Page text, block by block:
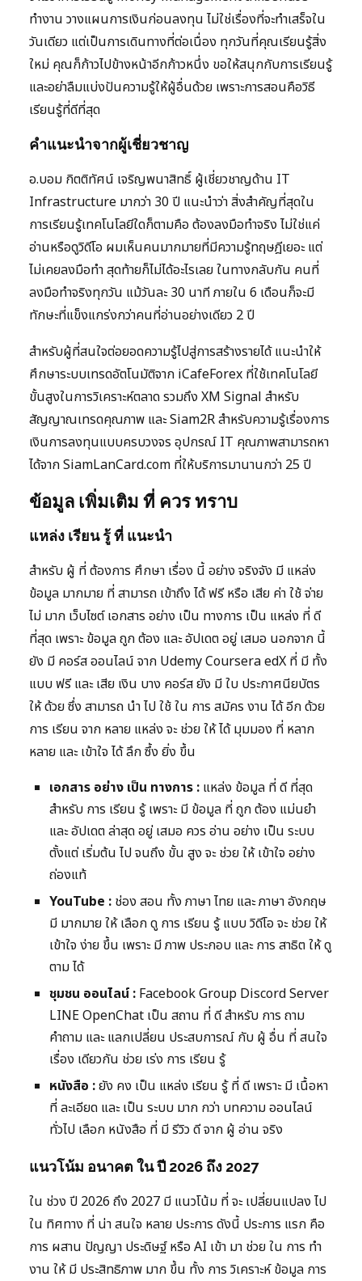
ทำงาน วางแผนการเงินก่อนลงทุน ไม่ใช่เรื่องที่จะทำเสร็จใน
วันเดียว แต่เป็นการเดินทางที่ต่อเนื่อง ทุกวันที่คุณเรียนรู้สิ่ง
ใหม่ คุณก็ก้าวไปข้างหน้าอีกก้าวหนึ่ง ขอให้สนุกกับการเรียนรู้
และอย่าลืมแบ่งปันความรู้ให้ผู้อื่นด้วย เพราะการสอนคือวิธี
เรียนรู้ที่ดีที่สุด
คำแนะนำจากผู้เชี่ยวชาญ
อ.บอม กิตติทัศน์ เจริญพนาสิทธิ์ ผู้เชี่ยวชาญด้าน IT
Infrastructure มากว่า 30 ปี แนะนำว่า สิ่งสำคัญที่สุดใน
การเรียนรู้เทคโนโลยีใดก็ตามคือ ต้องลงมือทำจริง ไม่ใช่แค่
อ่านหรือดูวิดีโอ ผมเห็นคนมากมายที่มีความรู้ทฤษฎีเยอะ แต่
ไม่เคยลงมือทำ สุดท้ายก็ไม่ได้อะไรเลย ในทางกลับกัน คนที่
ลงมือทำจริงทุกวัน แม้วันละ 30 นาที ภายใน 6 เดือนก็จะมี
ทักษะที่แข็งแกร่งกว่าคนที่อ่านอย่างเดียว 2 ปี
สำหรับผู้ที่สนใจต่อยอดความรู้ไปสู่การสร้างรายได้ แนะนำให้
ศึกษาระบบเทรดอัตโนมัติจาก iCafeForex ที่ใช้เทคโนโลยี
ขั้นสูงในการวิเคราะห์ตลาด รวมถึง XM Signal สำหรับ
สัญญาณเทรดคุณภาพ และ Siam2R สำหรับความรู้เรื่องการ
เงินการลงทุนแบบครบวงจร อุปกรณ์ IT คุณภาพสามารถหา
ได้จาก SiamLanCard.com ที่ให้บริการมานานกว่า 25 ปี
ข้อมูล เพิ่มเติม ที่ ควร ทราบ
แหล่ง เรียน รู้ ที่ แนะนำ
สำหรับ ผู้ ที่ ต้องการ ศึกษา เรื่อง นี้ อย่าง จริงจัง มี แหล่ง
ข้อมูล มากมาย ที่ สามารถ เข้าถึง ได้ ฟรี หรือ เสีย ค่า ใช้ จ่าย
ไม่ มาก เว็บไซต์ เอกสาร อย่าง เป็น ทางการ เป็น แหล่ง ที่ ดี
ที่สุด เพราะ ข้อมูล ถูก ต้อง และ อัปเดต อยู่ เสมอ นอกจาก นี้
ยัง มี คอร์ส ออนไลน์ จาก Udemy Coursera edX ที่ มี ทั้ง
แบบ ฟรี และ เสีย เงิน บาง คอร์ส ยัง มี ใบ ประกาศนียบัตร
ให้ ด้วย ซึ่ง สามารถ นำ ไป ใช้ ใน การ สมัคร งาน ได้ อีก ด้วย
การ เรียน จาก หลาย แหล่ง จะ ช่วย ให้ ได้ มุมมอง ที่ หลาก
หลาย และ เข้าใจ ได้ ลึก ซึ้ง ยิ่ง ขึ้น
เอกสาร อย่าง เป็น ทางการ : แหล่ง ข้อมูล ที่ ดี ที่สุด
สำหรับ การ เรียน รู้ เพราะ มี ข้อมูล ที่ ถูก ต้อง แม่นยำ
และ อัปเดต ล่าสุด อยู่ เสมอ ควร อ่าน อย่าง เป็น ระบบ
ตั้งแต่ เริ่มต้น ไป จนถึง ขั้น สูง จะ ช่วย ให้ เข้าใจ อย่าง
ถ่องแท้
YouTube : ช่อง สอน ทั้ง ภาษา ไทย และ ภาษา อังกฤษ
มี มากมาย ให้ เลือก ดู การ เรียน รู้ แบบ วิดีโอ จะ ช่วย ให้
เข้าใจ ง่าย ขึ้น เพราะ มี ภาพ ประกอบ และ การ สาธิต ให้ ดู
ตาม ได้
ชุมชน ออนไลน์ : Facebook Group Discord Server
LINE OpenChat เป็น สถาน ที่ ดี สำหรับ การ ถาม
คำถาม และ แลกเปลี่ยน ประสบการณ์ กับ ผู้ อื่น ที่ สนใจ
เรื่อง เดียวกัน ช่วย เร่ง การ เรียน รู้
หนังสือ :ยัง คง เป็น แหล่ง เรียน รู้ ที่ ดี เพราะ มี เนื้อหา
ที่ ละเอียด และ เป็น ระบบ มาก กว่า บทความ ออนไลน์
ทั่วไป เลือก หนังสือ ที่ มี รีวิว ดี จาก ผู้ อ่าน จริง
แนวโน้ม อนาคต ใน ปี 2026 ถึง 2027
ใน ช่วง ปี 2026 ถึง 2027 มี แนวโน้ม ที่ จะ เปลี่ยนแปลง ไป
ใน ทิศทาง ที่ น่า สนใจ หลาย ประการ ดังนี้ ประการ แรก คือ
การ ผสาน ปัญญา ประดิษฐ์ หรือ AI เข้า มา ช่วย ใน การ ทำ
งาน ให้ มี ประสิทธิภาพ มาก ขึ้น ทั้ง การ วิเคราะห์ ข้อมูล การ